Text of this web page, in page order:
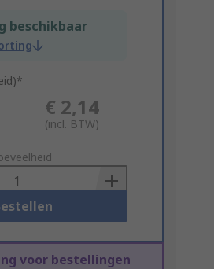
beschikbaar
€ 2,14
(incl. BTW)
voor bestellingen